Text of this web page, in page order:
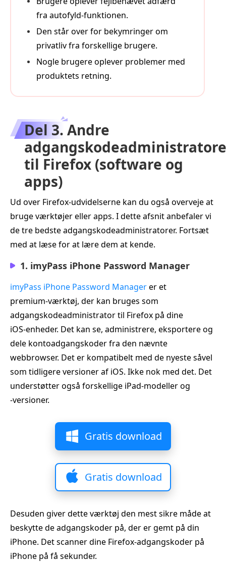
fra autofyld-funktionen.
Den står over for bekymringer om
privatliv fra forskellige brugere.
Nogle brugere oplever problemer med
produktets retning.
Del 3. Andre
til Firefox (software og
apps)
Ud over Firefox‑udvidelserne kan du også overveje at
bruge værktøjer eller apps. I dette afsnit anbefaler vi
de tre bedste adgangskodeadministratorer. Fortsæt
med at læse for at lære dem at kende.
1. imyPass iPhone Password Manager
imyPass iPhone Password Managerer et
premium‑værktøj, der kan bruges som
adgangskodeadministrator til Firefox på dine
iOS‑enheder. Det kan se, administrere, eksportere og
dele kontoadgangskoder fra den nævnte
webbrowser. Det er kompatibelt med de nyeste såvel
som tidligere versioner af iOS. Ikke nok med det. Det
understøtter også forskellige iPad‑modeller og
‑versioner.
Gratis download
Gratis download
Desuden giver dette værktøj den mest sikre måde at
beskytte de adgangskoder på, der er gemt på din
iPhone. Det scanner dine Firefox‑adgangskoder på
iPhone på få sekunder.